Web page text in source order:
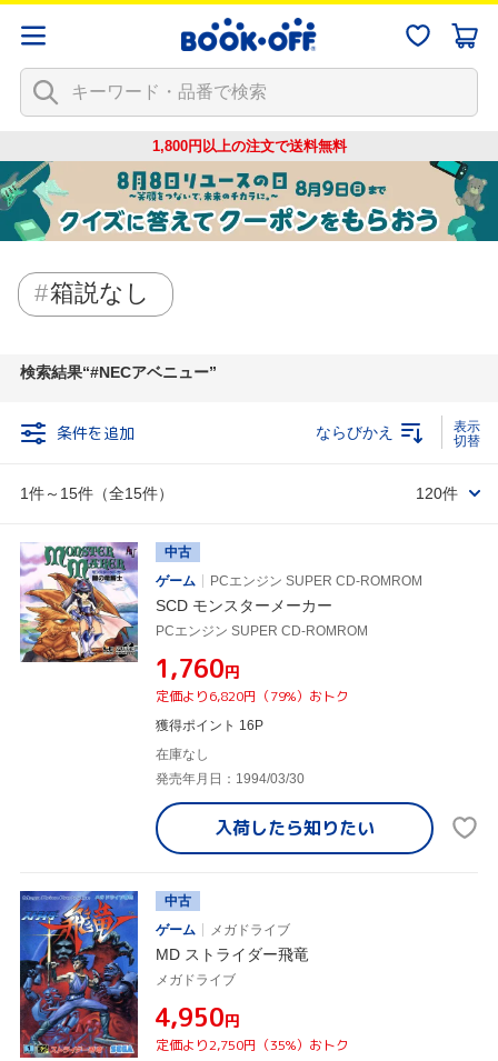
1,800円以上の注文で送料無料
箱説なし
検索結果 #NECアベニュー
条件を追加
1件～15件（全15件）
ならびかえ
120件
中古
ゲーム
PCエンジン SUPER CD-ROMROM
SCD モンスターメーカー
PCエンジン SUPER CD-ROMROM
¥1,760円
定価より6,820円（79%）おトク
獲得ポイント 16P
在庫なし
発売年月日：1994/03/30
入荷したら知りたい
中古
ゲーム
メガドライブ
MD ストライダー飛竜
メガドライブ
¥4,950円
定価より2,750円（35%）おトク